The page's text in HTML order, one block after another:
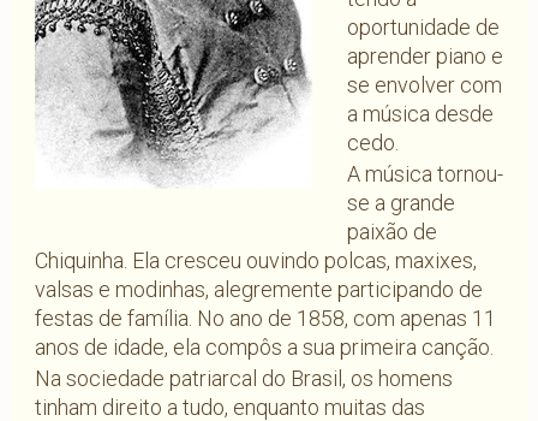
oportunidade de
aprender piano e
se envolver com
a música desde
cedo.
A música tornou-
se a grande
paixão de
Chiquinha. Ela cresceu ouvindo polcas, maxixes,
valsas e modinhas, alegremente participando de
festas de família. No ano de 1858, com apenas 11
anos de idade, ela compôs a sua primeira canção.
Na sociedade patriarcal do Brasil, os homens
tinham direito a tudo, enquanto muitas das